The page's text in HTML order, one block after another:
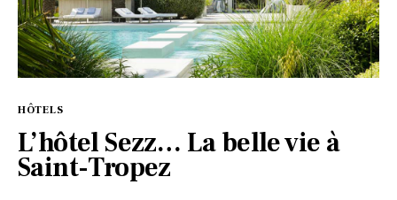
Évènements
HÔTELS
L’hôtel Sezz… La belle vie à
Saint-Tropez